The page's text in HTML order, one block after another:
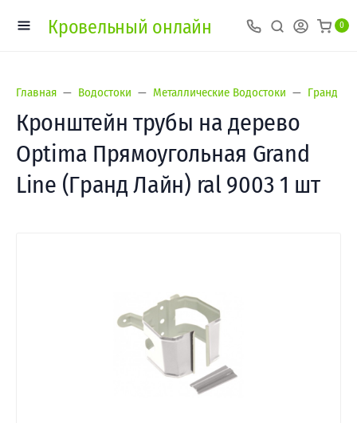
Кровельный онлайн 0
Главная Водостоки Металлические Водостоки Гранд
Кронштейн трубы на дерево
Optima Прямоугольная Grand
Line (Гранд Лайн) ral 9003 1 шт